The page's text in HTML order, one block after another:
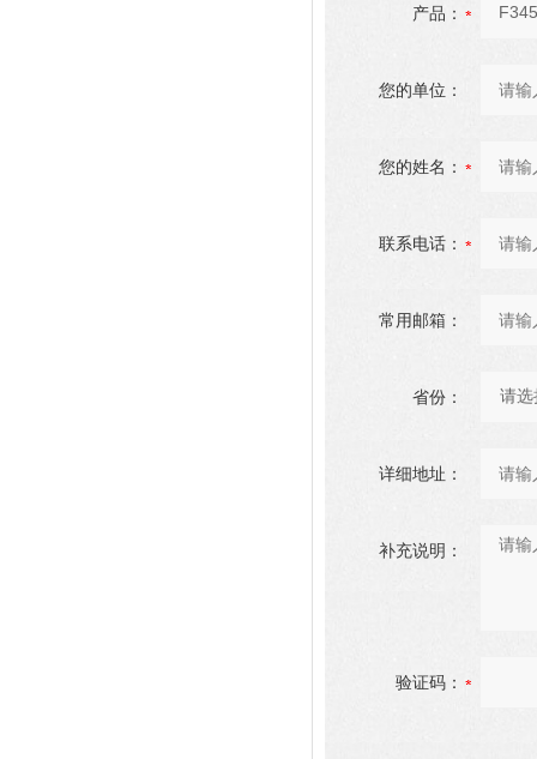
产品：
您的单位：
您的姓名：
联系电话：
常用邮箱：
省份：
详细地址：
补充说明：
验证码：